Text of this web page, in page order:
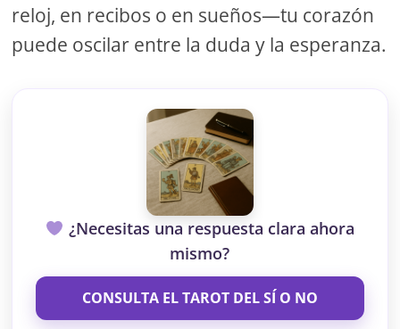
reloj, en recibos o en sueños—tu corazón
puede oscilar entre la duda y la esperanza.
¿Necesitas una respuesta clara ahora
mismo?
CONSULTA EL TAROT DEL SÍ O NO